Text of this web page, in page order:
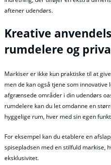
aftener udendørs.
Kreative
rumdelere og
Markiser er ikke kun praktiske til at
men de kan også tjene som
afgrænsede områder i din udendørs
rumdelere kan du let omdanne en
hyggelige rum, hver med sin egen
For eksempel kan du etablere en
spisepladsen med en stilfuld markise,
eksklusivitet.